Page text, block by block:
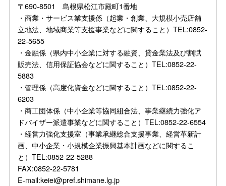
〒690-8501 島根県松江市殿町1番地
・商業・サービス業支援係（起業・創業、大規模小売店舗
立地法、地域商業等支援事業などに関すること）TEL:0852-
22-5655
・金融係（県内中小企業に対する融資、貸金業法及び割賦
販売法、信用保証協会などに関すること）TEL:0852-22-
5883
・管理係（高度化資金などに関すること）TEL:0852-22-
6203
・商工団体係（中小企業等協同組合法、事業継続力強化ア
ドバイザー派遣事業などに関すること）TEL:0852-22-6554
・経営力強化支援室（事業承継総合支援事業、経営革新計
画、中小企業・小規模企業振興基本計画などに関するこ
と）TEL:0852-22-5288
FAX:0852-22-5781
E-mail:keiei@pref.shimane.lg.jp